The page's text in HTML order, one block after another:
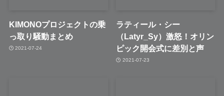
KIMONOプロジェクトの乗
っ取り騒動まとめ
2021-07-24
ラティール・シー
（Latyr_Sy）激怒！オリン
ピック開会式に差別と声
2021-07-23